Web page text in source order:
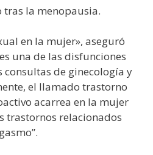
tras la menopausia.
en la mujer», aseguró
una de las disfunciones
consultas de ginecología y
el llamado trastorno
acarrea en la mujer
trastornos relacionados